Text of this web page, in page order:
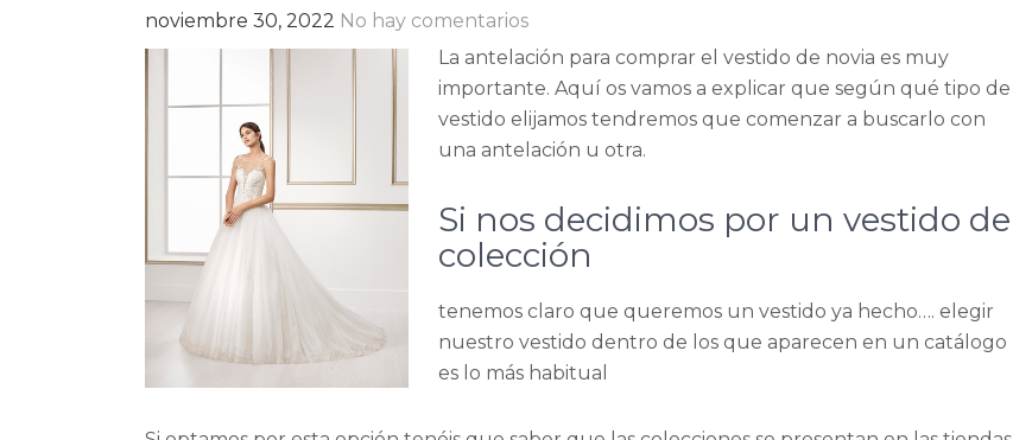
noviembre 30, 2022 No hay comentarios
La antelación para comprar el vestido de novia es muy
importante. Aquí os vamos a explicar que según qué tipo de
vestido elijamos tendremos que comenzar a buscarlo con
una antelación u otra.
Si nos decidimos por un vestido de
colección
tenemos claro que queremos un vestido ya hecho…. elegir
nuestro vestido dentro de los que aparecen en un catálogo
es lo más habitual